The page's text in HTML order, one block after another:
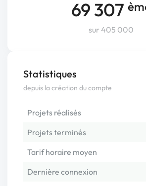
69 307
sur 405 000
Statistiques
depuis la création du compte
Projets réalisés
Projets terminés
Tarif horaire moyen
Dernière connexion